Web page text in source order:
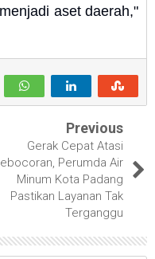
aset daerah,"
Previous
Gerak Cepat Atasi
Perumda Air
Minum Kota Padang
Pastikan Layanan Tak
Terganggu